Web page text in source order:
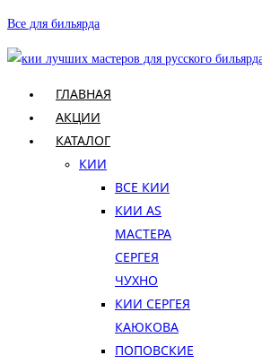
Перейти
к
содержимому
Все для бильярда
ГЛАВНАЯ
АКЦИИ
КАТАЛОГ
КИИ
ВСЕ КИИ
КИИ AS
МАСТЕРА
СЕРГЕЯ
ЧУХНО
КИИ СЕРГЕЯ
КАЮКОВА
ПОПОВСКИЕ